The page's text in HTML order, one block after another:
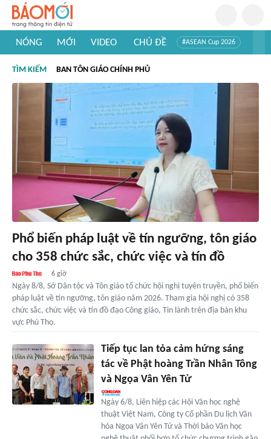
NÓNG MỚI VIDEO CHỦ ĐỀ #ASEAN Cup 2026
#Khám phá thế giới
TÌM KIẾM BAN TÔN GIÁO CHÍNH PHỦ
Phổ biến pháp luật về tín ngưỡng, tôn giáo
cho 358 chức sắc, chức việc và tín đồ
6 giờ
Ngày 8/8, Sở Dân tộc và Tôn giáo tổ chức hội nghị tuyên truyền, phổ biến
pháp luật về tín ngưỡng, tôn giáo năm 2026. Tham gia hội nghị có 358
chức sắc, chức việc và tín đồ đạo Công giáo, Tin lành trên địa bàn khu
vực Phú Thọ.
Tiếp tục lan tỏa cảm hứng sáng
tác về Phật hoàng Trần Nhân Tông
và Ngọa Vân Yên Tử
Ngày 6/8, Liên hiệp các Hội Văn học nghệ
thuật Việt Nam, Công ty Cổ phần Du lịch Văn
hóa Ngọa Vân Yên Tử và Thời báo Văn học